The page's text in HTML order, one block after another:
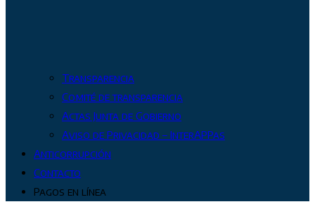
Transparencia
Comité de transparencia
Actas Junta de Gobierno
Aviso de Privacidad – InterAPPas
Anticorrupción
Contacto
Pagos en línea